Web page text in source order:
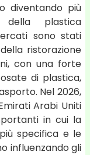
diventando più
della plastica
sono stati
ristorazione
con una forte
di plastica,
Nel 2026,
Arabi Uniti
in cui la
specifica e le
influenzando gli